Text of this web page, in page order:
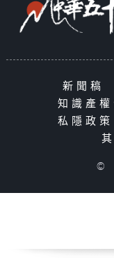
新聞稿
知識產
私隱政策
©